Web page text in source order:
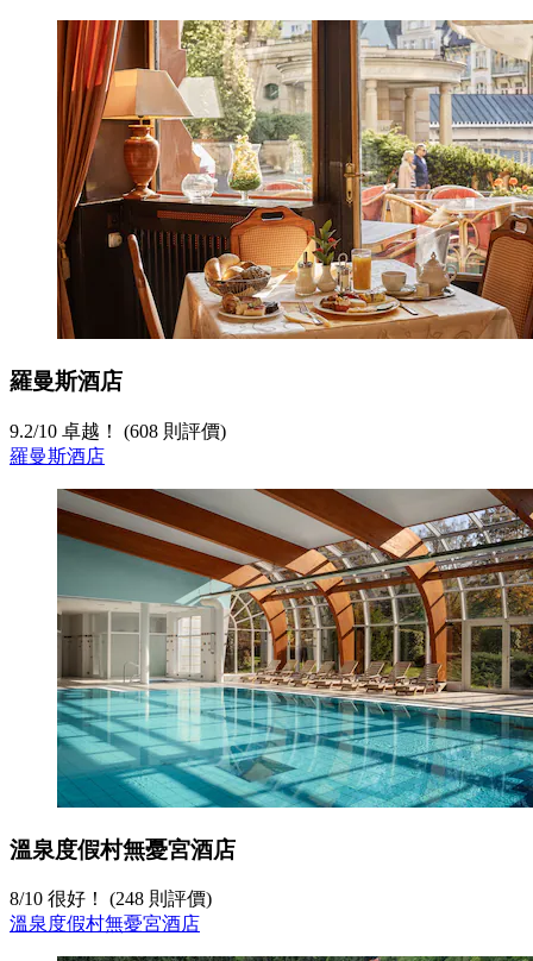
羅曼斯酒店
9.2/10 卓越！ (608 則評價)
羅曼斯酒店
溫泉度假村無憂宮酒店
8/10 很好！ (248 則評價)
溫泉度假村無憂宮酒店